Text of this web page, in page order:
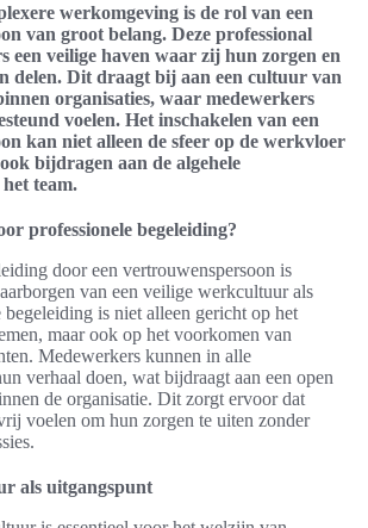
werkomgeving is de rol van een
van groot belang. Deze professional
een veilige haven waar zij hun zorgen en
delen. Dit draagt bij aan een cultuur van
organisaties, waar medewerkers
voelen. Het inschakelen van een
kan niet alleen de sfeer op de werkvloer
bijdragen aan de algehele
team.
professionele begeleiding?
door een vertrouwenspersoon is
van een veilige werkcultuur als
is niet alleen gericht op het
maar ook op het voorkomen van
Medewerkers kunnen in alle
verhaal doen, wat bijdraagt aan een open
de organisatie. Dit zorgt ervoor dat
voelen om hun zorgen te uiten zonder
als uitgangspunt